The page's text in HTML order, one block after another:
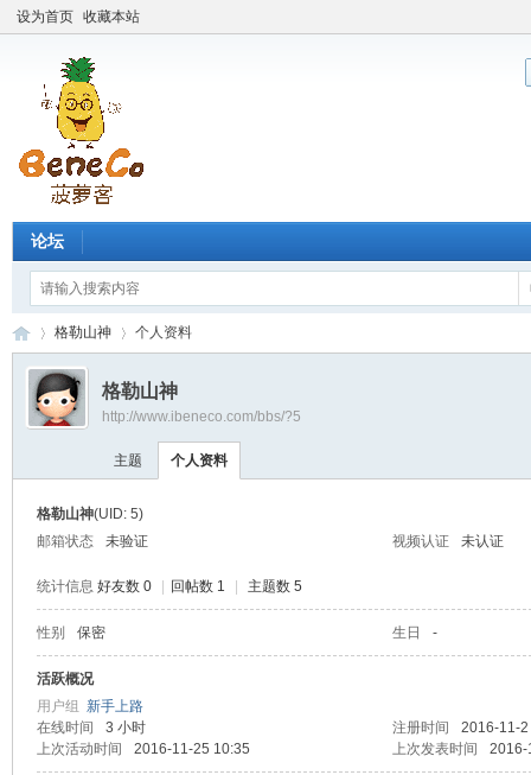
设为首页 收藏本站
论坛
›
格勒山神 个人资料
格勒山神
http://www.ibeneco.com/bbs/?5
主题 个人资料
格勒山神(UID: 5)
邮箱状态
未验证 视频认证 未认证
统计信息 好友数 0 回帖数 1 主题数 5
性别 保密 生日 -
活跃概况
用户组 新手上路
在线时间
3 小时 注册时间
2016-11-
上次活动时间
2016-11-25 10:35 上次发表时间 2016-